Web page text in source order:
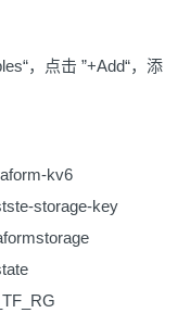
，点击 ”+Add“，添
kv6
storage-key